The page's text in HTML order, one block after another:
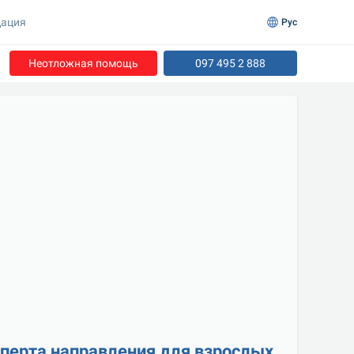
Неотложная помощь 097 495 2 888
Рус